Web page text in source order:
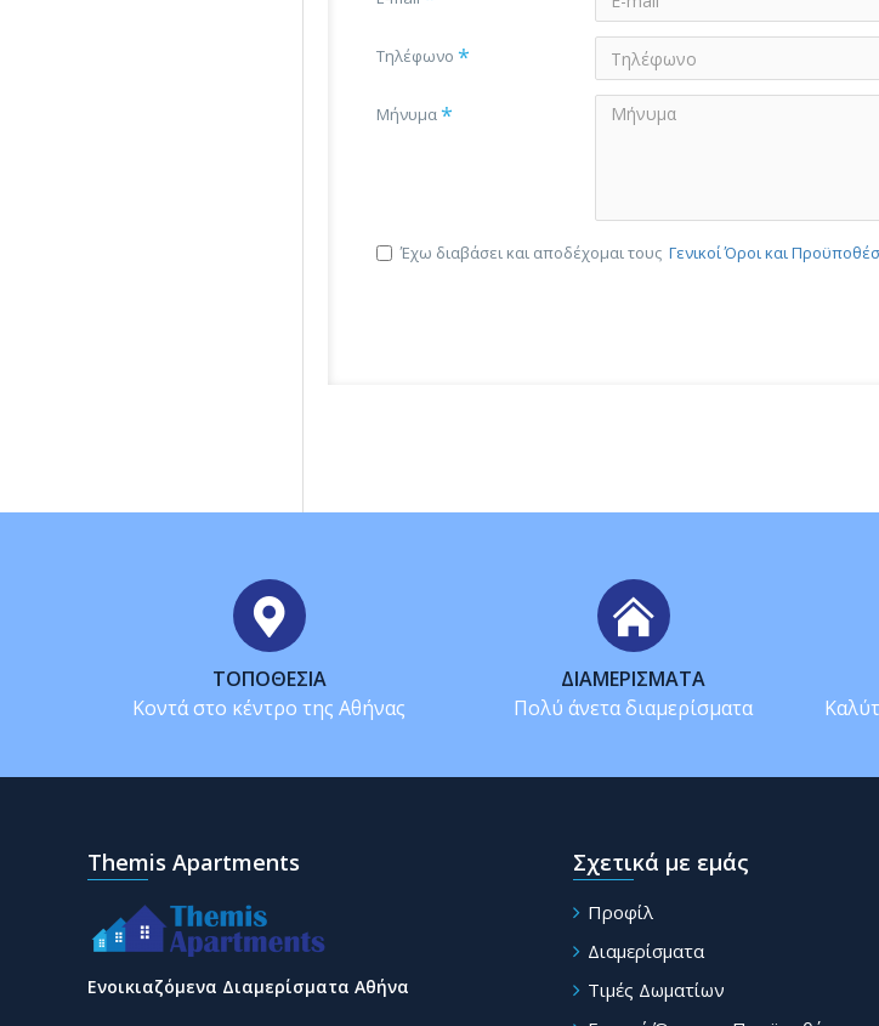
Τηλέφωνο
Μήνυμα
Έχω διαβάσει και αποδέχομαι τους Γενικοί Όροι και
ΤΟΠΟΘΕΣΊΑ
Κοντά στο κέντρο της Αθήνας
ΔΙΑΜΕΡΊΣΜΑΤΑ
Πολύ άνετα διαμερίσματα
Themis Apartments
Ενοικιαζόμενα Διαμερίσματα Αθήνα
Σχετικά με εμάς
Προφίλ
Διαμερίσματα
Τιμές Δωματίων